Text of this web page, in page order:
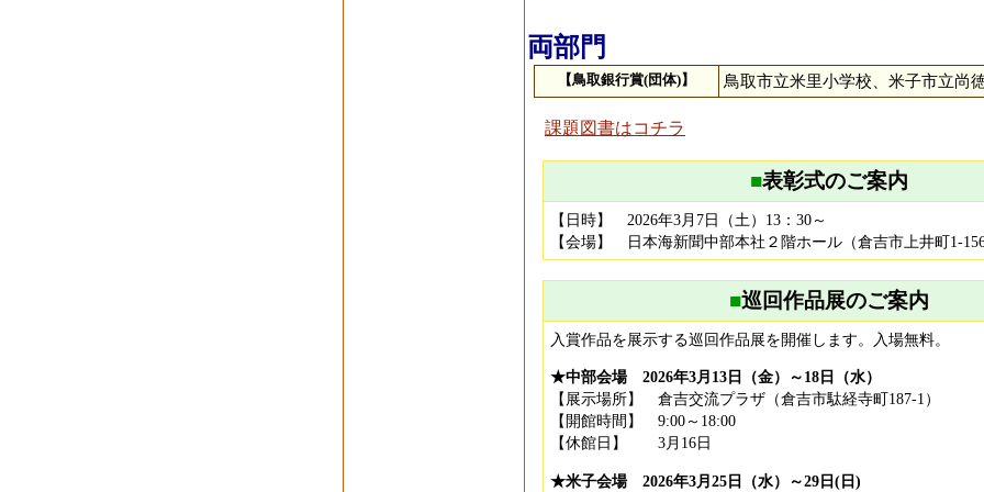
両部門
【鳥取銀行賞(団体)】 鳥取市立米里小学校、米子市立尚
課題図書はコチラ
■表彰式のご案内
【日時】 2026年3月7日（土）13：30～
【会場】 日本海新聞中部本社２階ホール（倉吉市上井町1-156
■巡回作品展のご案内
入賞作品を展示する巡回作品展を開催します。入場無料。
★中部会場 2026年3月13日（金）～18日（水）
【展示場所】 倉吉交流プラザ（倉吉市駄経寺町187-1）
【開館時間】 9:00～18:00
【休館日】 3月16日
★米子会場 2026年3月25日（水）～29日(日)